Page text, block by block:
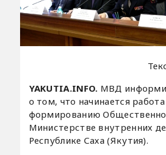
YAKUTIA.INFO. МВД
о том, что начинается
формированию
Министерстве внутренних
Республике Саха (Якутия).